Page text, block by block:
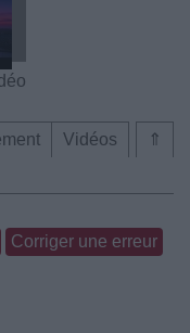
⇑
Vidéos
Corriger une erreur